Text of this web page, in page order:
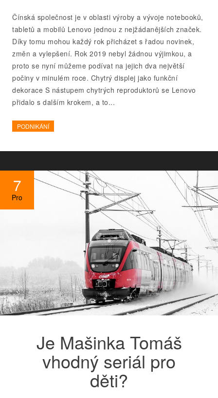
Čínská společnost je v oblasti výroby a vývoje notebooků,
tabletů a mobilů Lenovo jednou z nejžádanějších značek.
Díky tomu mohou každý rok přicházet s řadou novinek,
změn a vylepšení. Rok 2019 nebyl žádnou výjimkou, a
proto se nyní můžeme podívat na jejich dva největší
počiny v minulém roce. Chytrý displej jako funkční
dekorace S nástupem chytrých reproduktorů se Lenovo
přidalo s dalším krokem, a to...
PODNIKÁNÍ
7
Pro
Je Mašinka Tomáš
vhodný seriál pro
děti?